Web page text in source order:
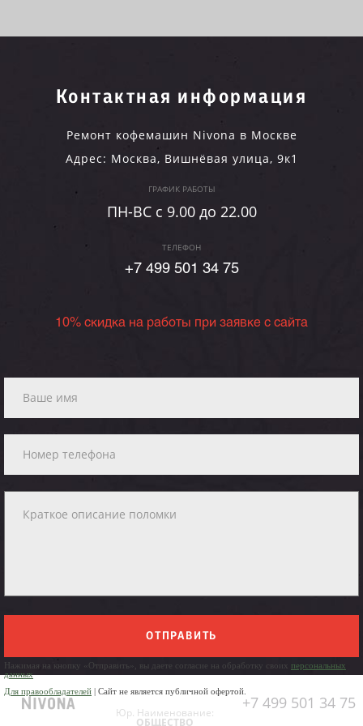
Контактная информация
Ремонт кофемашин Nivona в Москве
Адрес: Москва, Вишнёвая улица, 9к1
ГРАФИК РАБОТЫ
ПН-ВC c 9.00 до 22.00
ТЕЛЕФОН
+7 499 501 34 75
10% скидка на работы при заявке с сайта
ОТПРАВИТЬ
Нажимая на кнопку «Отправить», вы даете согласие на обработку своих персональных
данных
Для правообладателей | Сайт не является публичной офертой.
+7 499 501 34 75
Юр. Наименование:
ОБЩЕСТВО